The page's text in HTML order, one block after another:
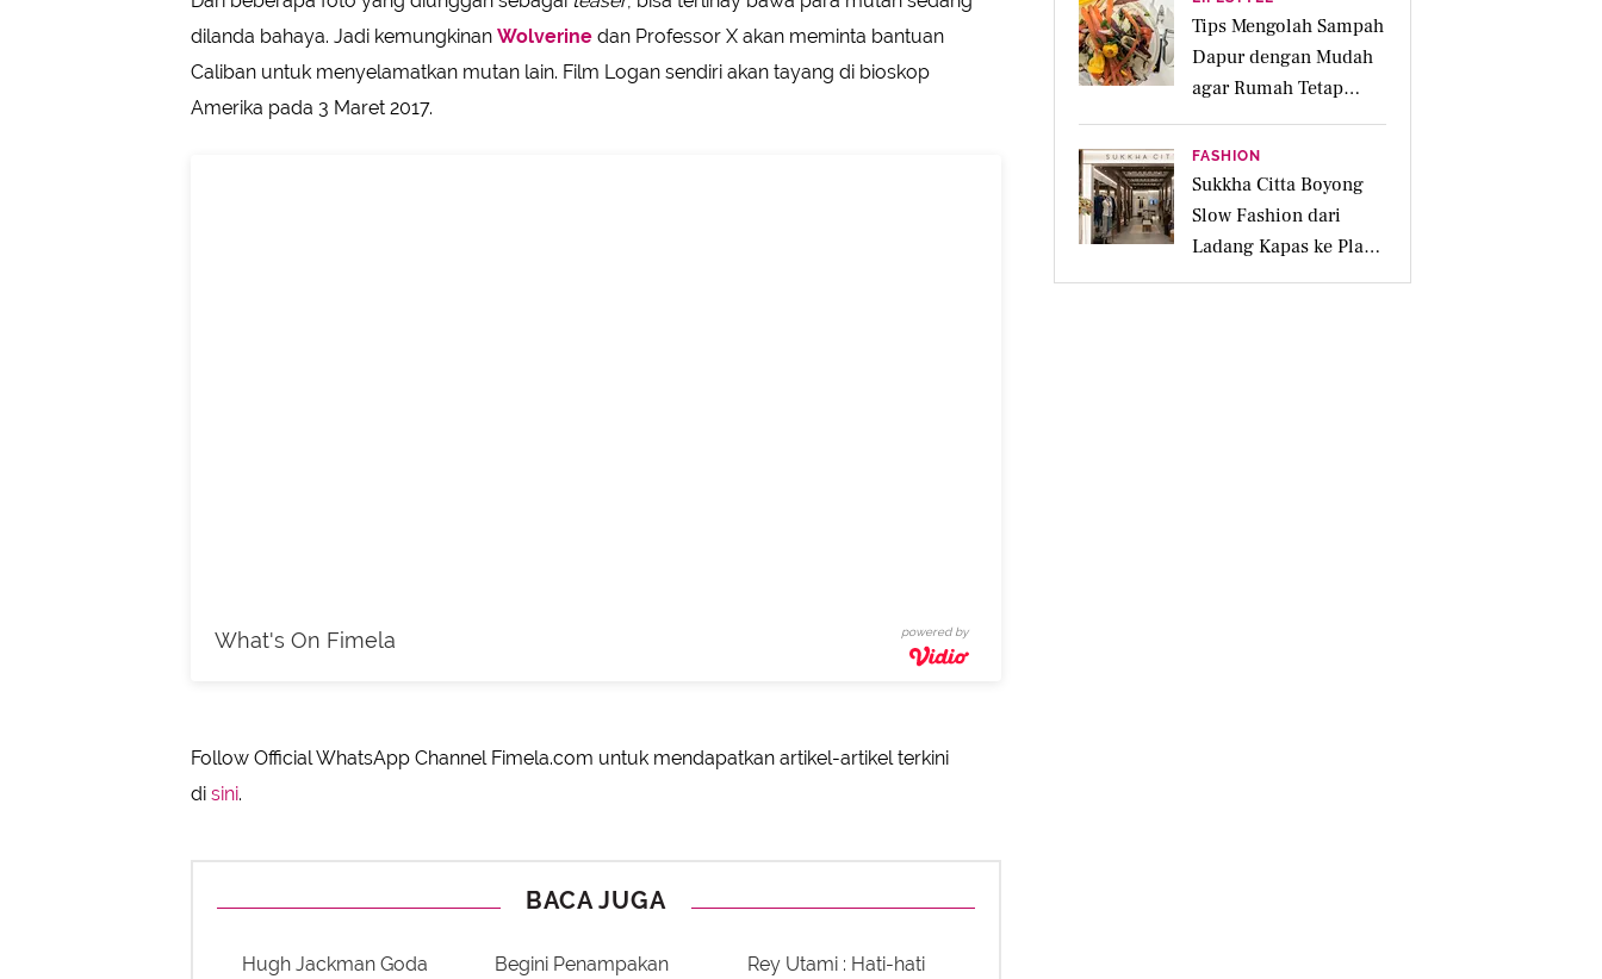
dilanda bahaya. Jadi kemungkinan Wolverine dan Professor X akan meminta bantuan
Caliban untuk menyelamatkan mutan lain. Film Logan sendiri akan tayang di bioskop
Amerika pada 3 Maret 2017.
What's On Fimela powered by
Follow Official WhatsApp Channel Fimela.com untuk mendapatkan artikel-artikel terkini
di sini.
BACA JUGA
Hugh Jackman Goda
Begini Penampakan
Rey Utami : Hati-hati
UNIQLO
Tips Mengolah Sampah
Dapur dengan Mudah
agar Rumah Tetap
Bersih dan Ramah
Lingkungan
FASHION
Sukkha Citta Boyong
Slow Fashion dari
Ladang Kapas ke Plaza
Indonesia